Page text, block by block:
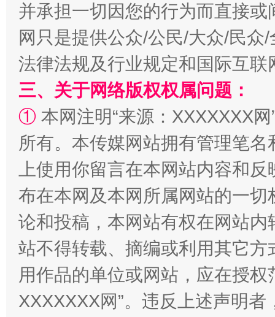
扯下公款旅游的“隐身衣” 如何以
“蜀中异人”王建安的艺术幻境
并承担一切因您的行为而直接
网只是提供公众/公民/大众/民
法律法规及行业规定和国际互
三、关于网络版权权属问题：
① 本网注明“来源：XXXXXXX
所有。本传媒网站拥有管理笔
上使用你留言在本网站内容和
布在本网及本网所属网站的一
论和投稿，本网站有权在网站
站不得转载、摘编或利用其它
用作品的单位或网站，应在授
XXXXXXX网”。违反上述声明